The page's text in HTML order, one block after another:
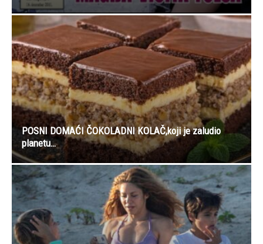
POSNI DOMAĆI ČOKOLADNI KOLAČ,koji je zaludio
planetu…